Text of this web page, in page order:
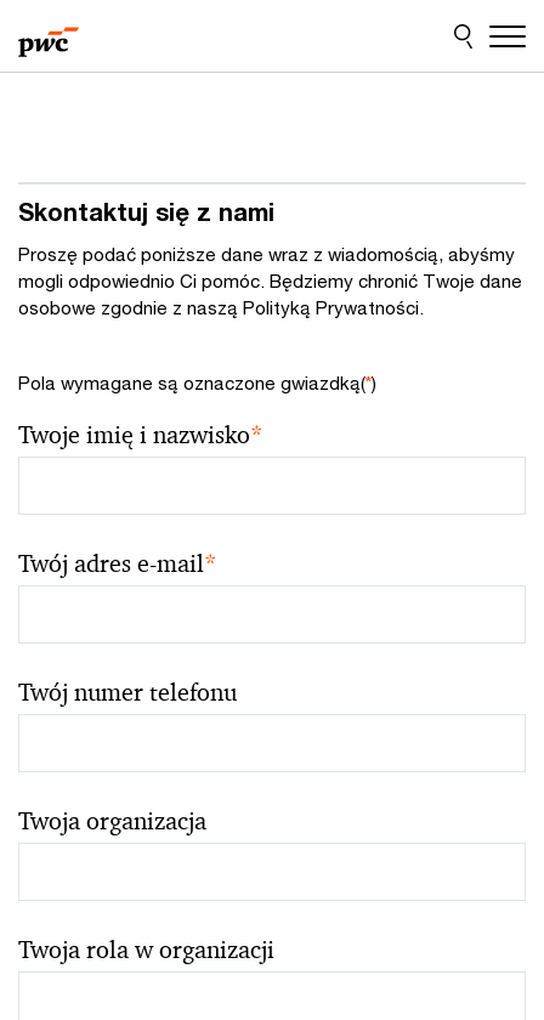
do
treści
do
stopki
Skontaktuj się z nami
Proszę podać poniższe dane wraz z wiadomością, abyśmy
mogli odpowiednio Ci pomóc. Będziemy chronić Twoje dane
osobowe zgodnie z naszą Polityką Prywatności.
Pola wymagane są oznaczone gwiazdką(*)
Twoje imię i nazwisko*
Twój adres e-mail*
Twój numer telefonu
Twoja organizacja
Twoja rola w organizacji